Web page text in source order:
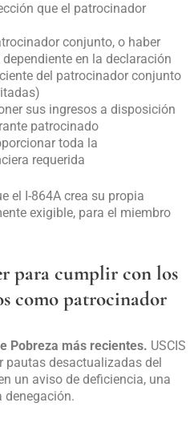
que el patrocinador
conjunto, o haber
en la declaración
del patrocinador conjunto
sus ingresos a disposición
patrocinado
toda la
requerida
el I-864A crea su propia
exigible, para el miembro
para cumplir con los
como patrocinador
Pobreza más recientes. USCIS
pautas desactualizadas del
un aviso de deficiencia, una
denegación.